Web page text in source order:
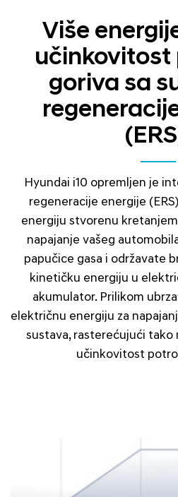
Više
učinkovitost
goriva sa
Hyundai i10 opremljen je
regeneracije energije
energiju stvorenu
napajanje vašeg
papučice gasa i održavate
kinetičku energiju u
akumulator. Prilikom
električnu energiju za
sustava, rasterećujući tako
učinkovitost